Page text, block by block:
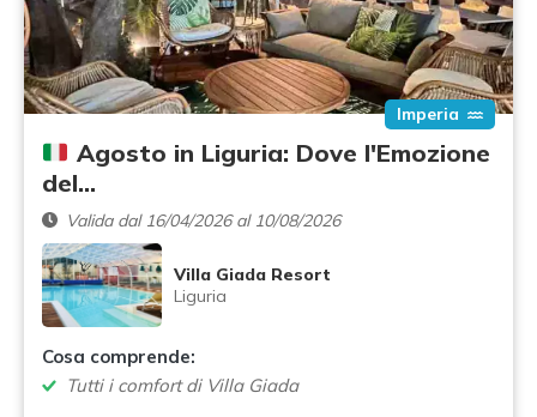
Imperia
Agosto in Liguria: Dove l'Emozione
del…
Valida dal 16/04/2026 al 10/08/2026
Villa Giada Resort
Liguria
Cosa comprende:
Tutti i comfort di Villa Giada